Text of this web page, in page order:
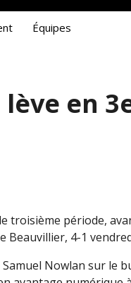
Équipes
en
troisième période,
Beauvillier, 4-1
Samuel Nowlan sur